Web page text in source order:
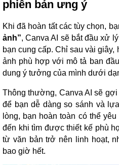
phiên bản ưng ý
Khi đã hoàn tất các tùy chọn,
ảnh”, Canva AI sẽ bắt đầu xử
bạn cung cấp. Chỉ sau vài
ảnh phù hợp với mô tả ban
dung ý tưởng của mình dưới
Thông thường, Canva AI sẽ
để bạn dễ dàng so sánh và
lòng, bạn hoàn toàn có thể
đến khi tìm được thiết kế phù
từ văn bản trở nên linh hoạt,
bao giờ hết.